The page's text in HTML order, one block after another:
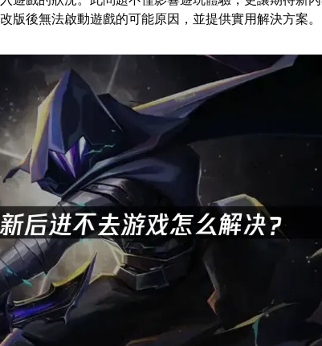
版後無法啟動遊戲的可能原因，並提供實用解決方案。